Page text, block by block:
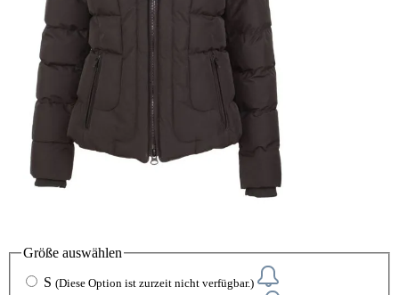
Größe auswählen
S (Diese Option ist zurzeit nicht verfügbar.)